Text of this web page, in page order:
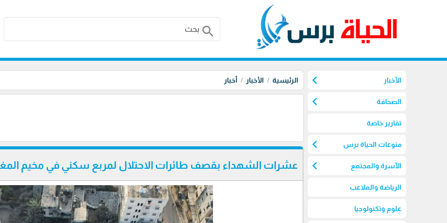
search
الأخبار chevron_left
الصحافة chevron_left
تقارير خاصة
منوعات الحياة برس chevron_left
الأسرة والمجتمع chevron_left
الرياضة والملاعب
علوم وتكنولوجيا
الرئيسية الأخبار أخبار
عشرات الشهداء بقصف طائرات الاحتلال لمربع سكني في مخيم